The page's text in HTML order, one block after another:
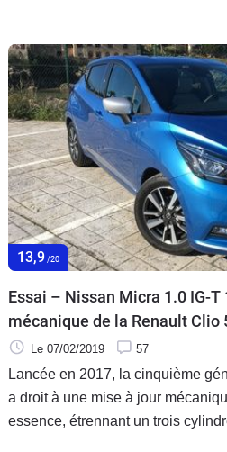
Pour le savoir, nous en avons
volant.
13,9 /20
Essai – Nissan Micra 1.0 IG-
mécanique de la Renault Clio
Le 07/02/2019 57
Lancée en 2017, la cinquième
a droit à une mise à jour
essence, étrennant un trois